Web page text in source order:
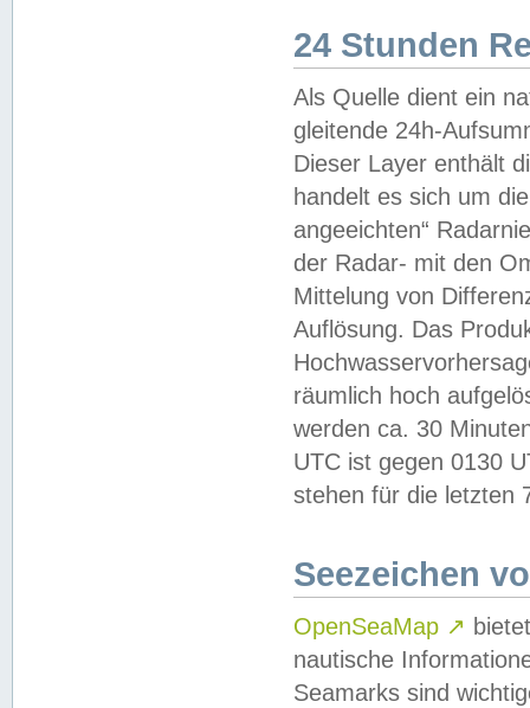
24 Stunden
Als Quelle dient ein
gleitende 24h-
Dieser Layer enthält
handelt es sich um
angeeichten“
der Radar- mit den
Mittelung von
Auflösung. Das
räumlich hoch
werden ca. 30
UTC ist gegen 0130
stehen für die letzten
Seezeichen
OpenSeaMap ↗
nautische
Seamarks sind